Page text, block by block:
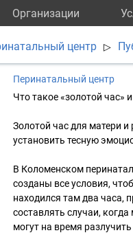
Организации
центр ▷
Перинатальный центр
Что такое «золотой час»
Золотой час для матери
установить тесную
В Коломенском
созданы все условия,
находился там два часа,
составлять случаи,
могут на время